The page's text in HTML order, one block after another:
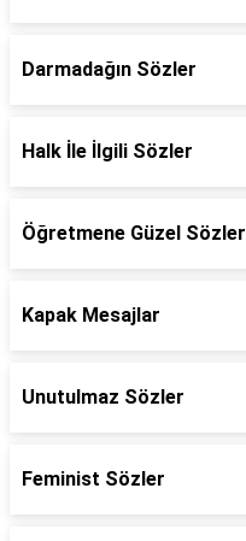
Darmadağın Sözler
Halk İle İlgili Sözler
Öğretmene Güzel Sözler
Kapak Mesajlar
Unutulmaz Sözler
Feminist Sözler